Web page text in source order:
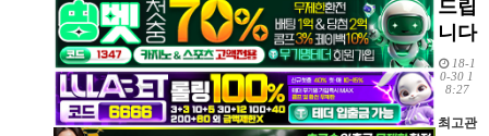
드립
니다
18-1
0-30 1
8:27
최고관